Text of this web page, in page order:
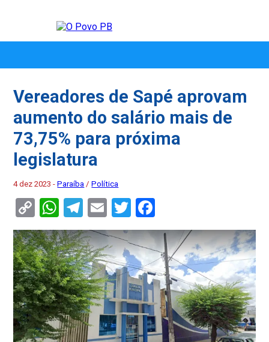
Vereadores de Sapé aprovam
aumento do salário mais de
73,75% para próxima
legislatura
4 dez 2023 -Paraíba /Política
Copy
Link
WhatsApp
Telegram
EmailTwitter